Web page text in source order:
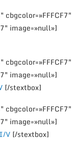
cbgcolor=»FFFCF7″
image=»null»]
cbgcolor=»FFFCF7″
image=»null»]
[/stextbox]
cbgcolor=»FFFCF7″
image=»null»]
V [/stextbox]